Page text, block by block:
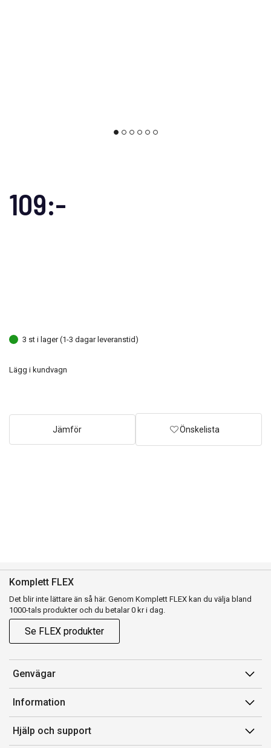
109:-
3 st i lager (1-3 dagar leveranstid)
Lägg i kundvagn
Jämför Önskelista
Komplett FLEX
Det blir inte lättare än så här. Genom Komplett FLEX kan du välja bland
1000-tals produkter och du betalar 0 kr i dag.
Se FLEX produkter
Genvägar
Konto
Orderhistorik
Presentkort
Information
Försäljningsvillkor
Medlemsvillkor for Komplett Club
Hjälp och support